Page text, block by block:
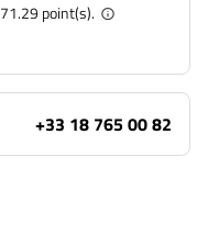
71.29 point(s).
+33 18 765 00 82